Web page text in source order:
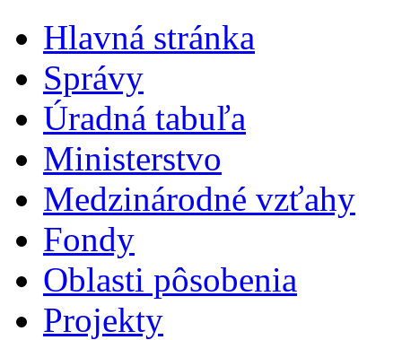
Hlavná stránka
Správy
Úradná tabuľa
Ministerstvo
Medzinárodné vzťahy
Fondy
Oblasti pôsobenia
Projekty